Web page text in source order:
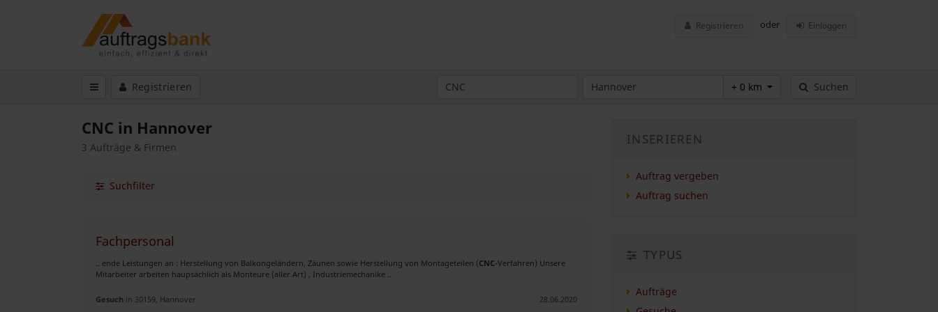
Registrieren oder Einloggen
Registrieren + 0 km Suchen
CNC in Hannover
3 Aufträge & Firmen
Suchfilter
Fachpersonal
.. ende Leistungen an : Herstellung von Balkongeländern, Zäunen sowie Herstellung von Montageteilen (CNC-Verfahren) Unsere
Mitarbeiter arbeiten haupsächlich als Monteure (aller Art) , Industriemechanike ..
Gesuch in 30159, Hannover 28.06.2020
INSERIEREN
Auftrag vergeben
Auftrag suchen
TYPUS
Aufträge